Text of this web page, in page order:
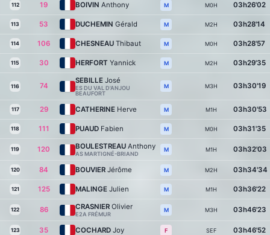
112 19 BOIVIN Anthony M M0H 03h26'02
113 53 DUCHEMIN Gérald M M2H 03h28'14
114 106 CHESNEAU Thibaut M M0H 03h28'57
115 30 HERFORT Yannick M M2H 03h29'35
116 74
SEBILLE José
ES DU VAL D'ANJOU
BEAUFORT
M M3H 03h30'19
117 29 CATHERINE Herve M M1H 03h30'53
118 111 PUAUD Fabien M M0H 03h31'35
119 120 BOULESTREAU Anthony
AS MARTIGNÉ-BRIAND
M M1H 03h32'03
120 84 BOUVIER Jérôme M M2H 03h34'34
121 125 MALINGE Julien M M1H 03h36'22
122 86 CRASNIER Olivier
E2A FRÉMUR
M M3H 03h46'23
123 35 COCHARD Joy F SEF 03h46'52